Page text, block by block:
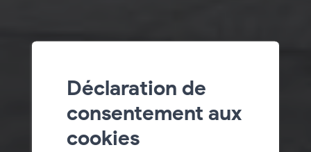
Déclaration de
consentement aux
cookies